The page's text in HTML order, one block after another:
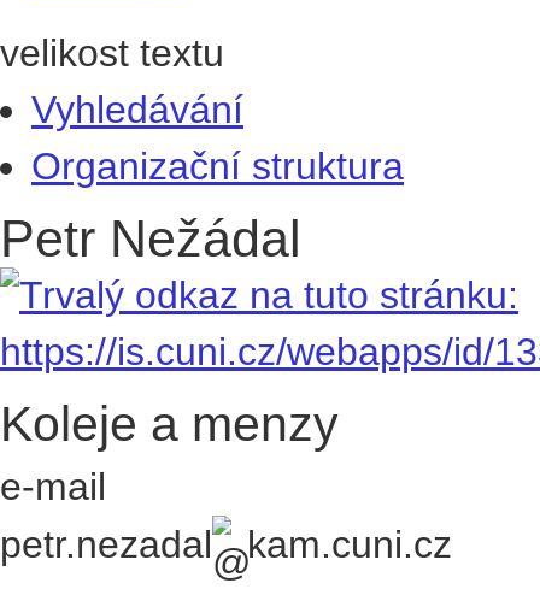
velikost textu
Vyhledávání
Organizační struktura
Petr Nežádal
Koleje a menzy
e-mail
petr.nezadal
kam.cuni.cz